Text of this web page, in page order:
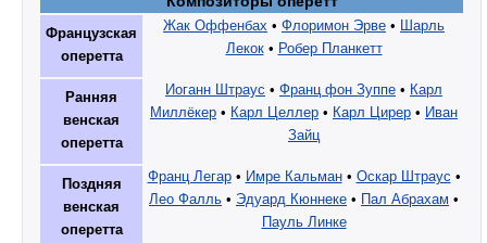
Французская
оперетта
Жак Оффенбах • Флоримон Эрве •
Шарль
Лекок• Робер Планкетт
Ранняя
венская
оперетта
Иоганн Штраус • Франц фон Зуппе • Карл
Миллёкер • Карл Целлер • Карл Цирер • Иван
Зайц
Поздняя
венская
оперетта
Франц Легар• Имре Кальман• Оскар Штраус •
Лео Фалль • Эдуард Кюннеке • Пал Абрахам •
Пауль Линке